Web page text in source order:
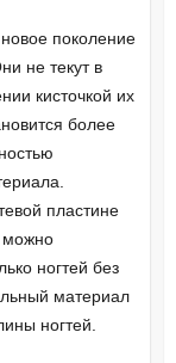
поколение
не текут в
кисточкой их
более
пластине
можно
ногтей без
материал
ногтей.